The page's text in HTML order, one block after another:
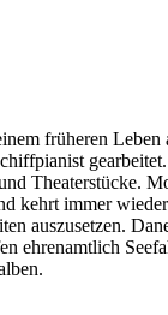
früheren
Theaterstücke.
kehrt immer
auszusetzen.
ehrenamtlich